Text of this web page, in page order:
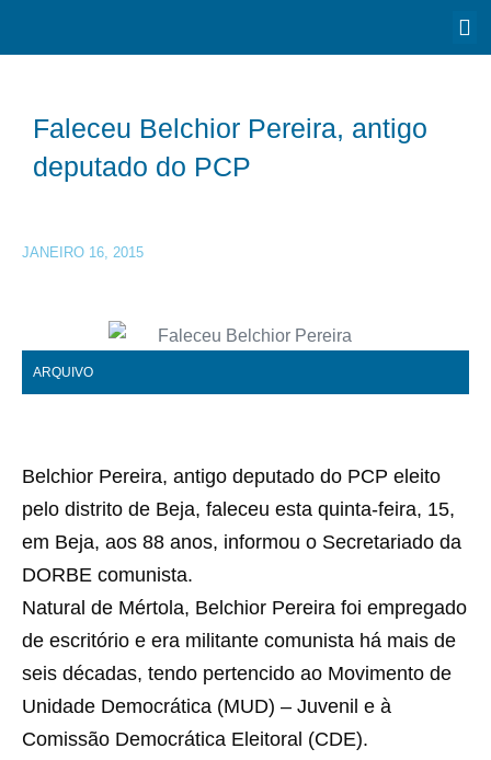
Faleceu Belchior Pereira, antigo
deputado do PCP
JANEIRO 16, 2015
ARQUIVO
Belchior Pereira, antigo deputado do PCP eleito
pelo distrito de Beja, faleceu esta quinta-feira, 15,
em Beja, aos 88 anos, informou o Secretariado da
DORBE comunista.
Natural de Mértola, Belchior Pereira foi empregado
de escritório e era militante comunista há mais de
seis décadas, tendo pertencido ao Movimento de
Unidade Democrática (MUD) – Juvenil e à
Comissão Democrática Eleitoral (CDE).